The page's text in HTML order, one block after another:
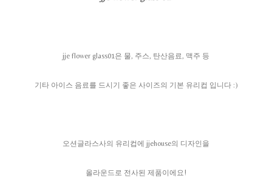
jje flower glass01은 물, 주스, 탄산음료, 맥주 등
기타 아이스 음료를 드시기 좋은 사이즈의 기본 유리컵 입니다 :)
오션글라스사의 유리컵에 jjehouse의 디자인을
올라운드로 전사된 제품이에요!